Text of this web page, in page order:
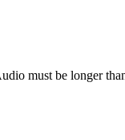
must be longer